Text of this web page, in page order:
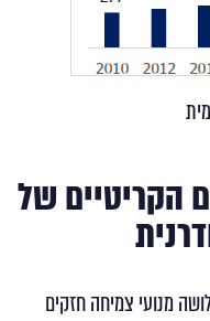
הקריטיים של
מנועי צמיחה חזקים